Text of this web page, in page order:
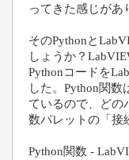
ってきた感じがあ
そのPythonと
しょうか？
Pythonコードを
した。 Python関数
ているので、どの
数パレットの「接
Python関数 -